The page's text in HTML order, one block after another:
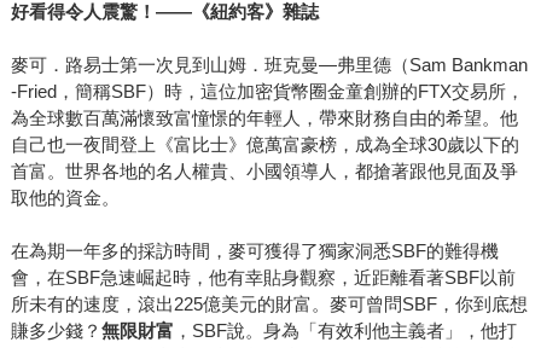
是最可疑的，很多所謂的加密貨幣，根本不受監管，三不五
一趟加密貨幣的調查報導之旅。除了在美國根據他的專長，
搜尋整理法院文件、訪問市場專家，他還遠赴瑞士、義大
利、巴哈馬、薩爾瓦多及菲律賓，採訪數百位幣圈賭徒、程
式設計師、炒作者與億萬富豪，參加他們的奢華派對，跟著
他們買NFT，甚至跑去柬埔寨黑幫人蛇集團大本營，後來這
了這本《幣漲無疑》。 Zeke這本書的英文版比麥可的《無限
風暴》早兩周上市，還記得第一次拿到書稿，幾乎一口氣讀
了快二分之一，因為實在太好笑也太精彩了。果然，不久之
好看得令人震驚！——《紐約客》雜誌
麥可．路易士第一次見到山姆．班克曼—弗里德（Sam Bankman
-Fried，簡稱SBF）時，這位加密貨幣圈金童創辦的FTX交易所，
為全球數百萬滿懷致富憧憬的年輕人，帶來財務自由的希望。他
自己也一夜間登上《富比士》億萬富豪榜，成為全球30歲以下的
首富。世界各地的名人權貴、小國領導人，都搶著跟他見面及爭
取他的資金。
在為期一年多的採訪時間，麥可獲得了獨家洞悉SBF的難得機
會，在SBF急速崛起時，他有幸貼身觀察，近距離看著SBF以前
所未有的速度，滾出225億美元的財富。麥可曾問SBF，你到底想
賺多少錢？ 無限財富 ，SBF說。身為「有效利他主義者」，他打